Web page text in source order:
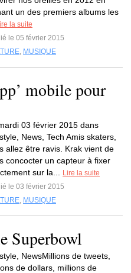
un des premiers albums les
la suite
le 05 février 2015
, MUSIQUE
mobile pour
03 février 2015 dans
News, Tech Amis skaters,
allez être ravis. Krak vient de
concocter un capteur à fixer
sur la...
Lire la suite
le 03 février 2015
, MUSIQUE
Superbowl
NewsMillions de tweets,
de dollars, millions de